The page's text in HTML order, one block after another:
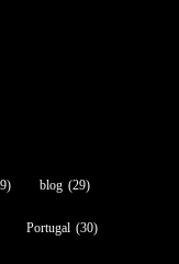
blog (29)
Portugal (30)